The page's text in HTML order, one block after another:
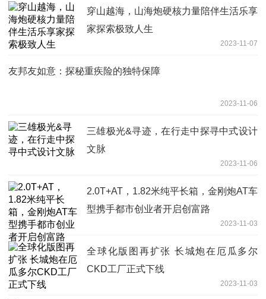
穿山越海，山海炮硬核力量陪伴生活乐享
家探索极致人生
2023-11-07
友邦友如意：探秘重疾险的独特保障
2023-11-06
三雄极光&寻迹，在行走中探寻中式设计
文脉
2023-11-06
2.0T+AT，1.82米纯平长箱，金刚炮AT车
型携手都市创业者开启创富路
2023-11-03
全球化版图再扩张 长城炮在厄瓜多尔
CKD工厂正式下线
2023-11-03